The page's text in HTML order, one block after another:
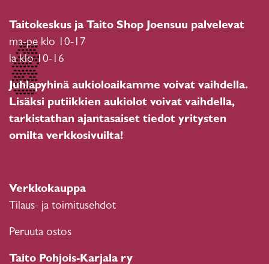
Taitokeskus ja Taito Shop Joensuu palvelevat
ma-pe klo 10-17
la klo 10-16
Juhlapyhinä aukioloaikamme voivat vaihdella.
Lisäksi putiikkien aukiolot voivat vaihdella,
tarkistathan ajantasaiset tiedot yritysten
omilta verkkosivuilta!
Verkkokauppa
Tilaus- ja toimitusehdot
Peruuta ostos
Taito Pohjois-Karjala ry